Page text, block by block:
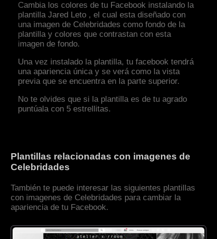
Cambia los colores de tu Facebook instalando la
plantilla Jared Leto , el cual esta diseñado con
una imagen de Celebridades como fondo de la
plantilla y colores que contrastan con esta
imagen de fondo.
Una vez instalado la plantilla, tu facebook tendrá
una apariencia única y se verá como la vista
previa que se encuentra en la parte superior.
No te olvides que si la plantilla es de tu agrado
puntúala con 5 estrellitas.
Plantillas relacionadas con imagenes de
Celebridades
También te puede interesar las siguientes plantillas
con imagenes de Celebridades para cambiar la
apariencia de tu Facebook.